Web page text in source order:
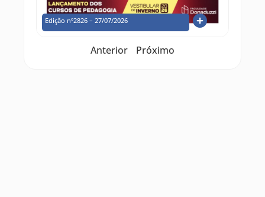
Edição nº2826 – 27/07/2026
Anterior Próximo